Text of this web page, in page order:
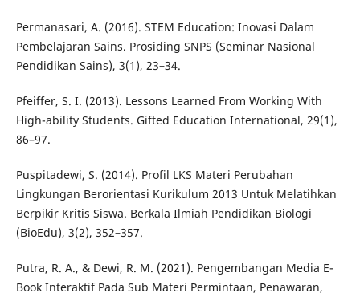
Permanasari, A. (2016). STEM Education: Inovasi Dalam
Pembelajaran Sains. Prosiding SNPS (Seminar Nasional
Pendidikan Sains), 3(1), 23–34.
Pfeiffer, S. I. (2013). Lessons Learned From Working With
High-ability Students. Gifted Education International, 29(1),
86–97.
Puspitadewi, S. (2014). Profil LKS Materi Perubahan
Lingkungan Berorientasi Kurikulum 2013 Untuk Melatihkan
Berpikir Kritis Siswa. Berkala Ilmiah Pendidikan Biologi
(BioEdu), 3(2), 352–357.
Putra, R. A., & Dewi, R. M. (2021). Pengembangan Media E-
Book Interaktif Pada Sub Materi Permintaan, Penawaran,